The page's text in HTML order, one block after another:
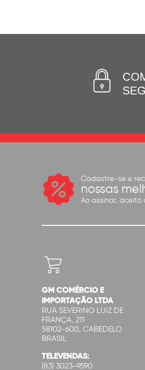
Cadastre-se e
nossas
Ao assinar, aceito
GM COMÉRCIO E
IMPORTAÇÃO LTDA
RUA SEVERINO LUIZ DE
FRANÇA, 211
58102-600, CABEDELO
BRASIL
TELEVENDAS:
(83) 3023-9590